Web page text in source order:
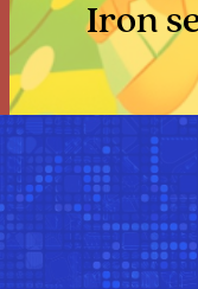
Iron